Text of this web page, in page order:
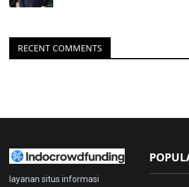
RECENT COMMENTS
layanan situs informasi